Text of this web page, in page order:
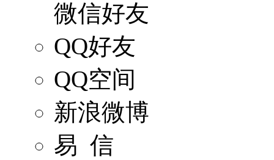
微信好友
QQ好友
QQ空间
新浪微博
易 信